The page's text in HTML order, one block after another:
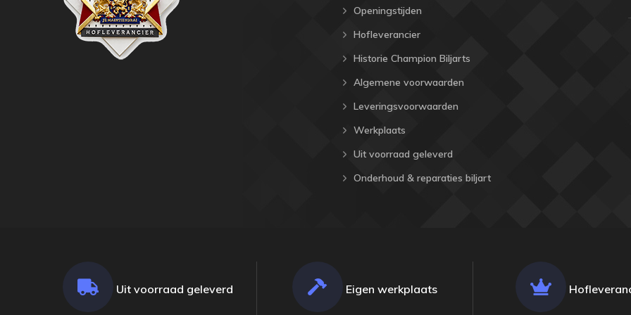
Openingstijden
Hofleverancier
Historie Champion Biljarts
Algemene voorwaarden
Leveringsvoorwaarden
Werkplaats
Uit voorraad geleverd
Onderhoud & reparaties biljart
Uit voorraad geleverd Eigen werkplaats